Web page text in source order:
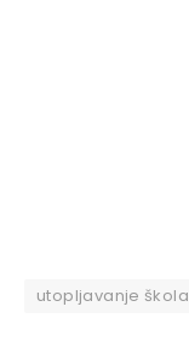
utopljavanje škola